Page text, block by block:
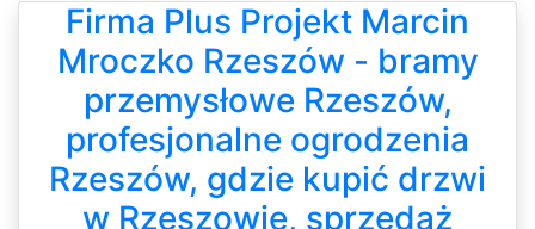
Firma Plus Projekt Marcin
Mroczko Rzeszów - bramy
przemysłowe Rzeszów,
profesjonalne ogrodzenia
Rzeszów, gdzie kupić drzwi
w Rzeszowie, sprzedaż